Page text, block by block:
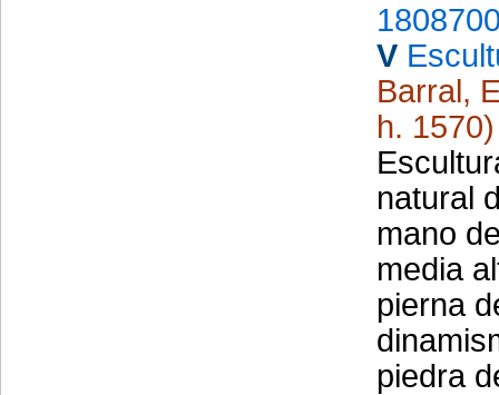
V
Barral,
h. 1570)
natural
mano
media
pierna
piedra